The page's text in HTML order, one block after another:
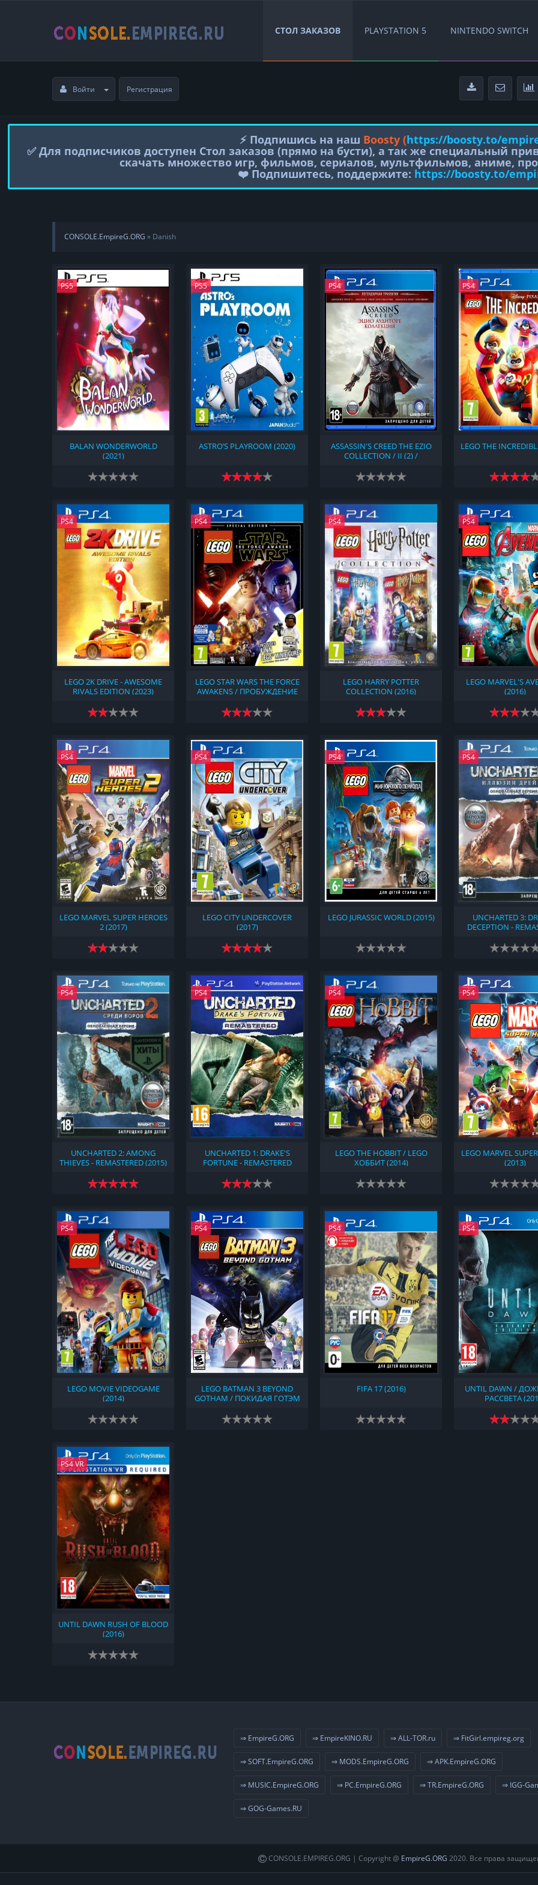
СТОЛ ЗАКАЗОВ PLAYSTATION 5 NINTENDO SWITCH
Войти Регистрация
⚡️ Подпишись на наш Boosty (https://boosty.to/
✅ Для подписчиков доступен Стол заказов (прямо на бусти), а так же специальный
скачать множество игр, фильмов, сериалов, мультфильмов, аниме,
❤️ Подпишитесь, поддержите: https://boosty.to/
CONSOLE.EmpireG.ORG » Danish
PS5
BALAN WONDERWORLD
(2021)
PS5
ASTRO’S PLAYROOM (2020)
PS4
ASSASSIN'S CREED THE EZIO
COLLECTION / II (2) /
REVELATIONS (2016)
PS4
LEGO THE
PS4
LEGO 2K DRIVE - AWESOME
RIVALS EDITION (2023)
PS4
LEGO STAR WARS THE FORCE
AWAKENS / ПРОБУЖДЕНИЕ
PS4
LEGO HARRY POTTER
COLLECTION (2016)
PS4
LEGO MARVEL'S
(2016)
PS4
LEGO MARVEL SUPER HEROES
2 (2017)
PS4
LEGO CITY UNDERCOVER
(2017)
PS4
LEGO JURASSIC WORLD (2015)
PS4
UNCHARTED 3:
DECEPTION -
PS4
UNCHARTED 2: AMONG
THIEVES - REMASTERED (2015)
PS4
UNCHARTED 1: DRAKE'S
FORTUNE - REMASTERED
PS4
LEGO THE HOBBIT / LEGO
ХОББИТ (2014)
PS4
LEGO MARVEL
(2013)
PS4
LEGO MOVIE VIDEOGAME
(2014)
PS4
LEGO BATMAN 3 BEYOND
GOTHAM / ПОКИДАЯ ГОТЭМ
PS4
FIFA 17 (2016)
PS4
UNTIL DAWN /
РАССВЕТА
PS4 VR
UNTIL DAWN RUSH OF BLOOD
(2016)
⇒ EmpireG.ORG ⇒ EmpireKINO.RU ⇒ ALL-TOR.ru ⇒ FitGirl.empireg.org
⇒ SOFT.EmpireG.ORG ⇒ MODS.EmpireG.ORG ⇒ APK.EmpireG.ORG
⇒ MUSIC.EmpireG.ORG ⇒ PC.EmpireG.ORG ⇒ TR.EmpireG.ORG ⇒ IGG-
⇒ GOG-Games.RU
CONSOLE.EMPIREG.ORG | Copyright @ EmpireG.ORG 2020. Все права